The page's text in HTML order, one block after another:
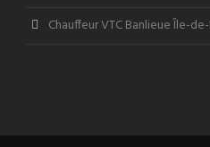
Chauffeur VTC Banlieue Île-